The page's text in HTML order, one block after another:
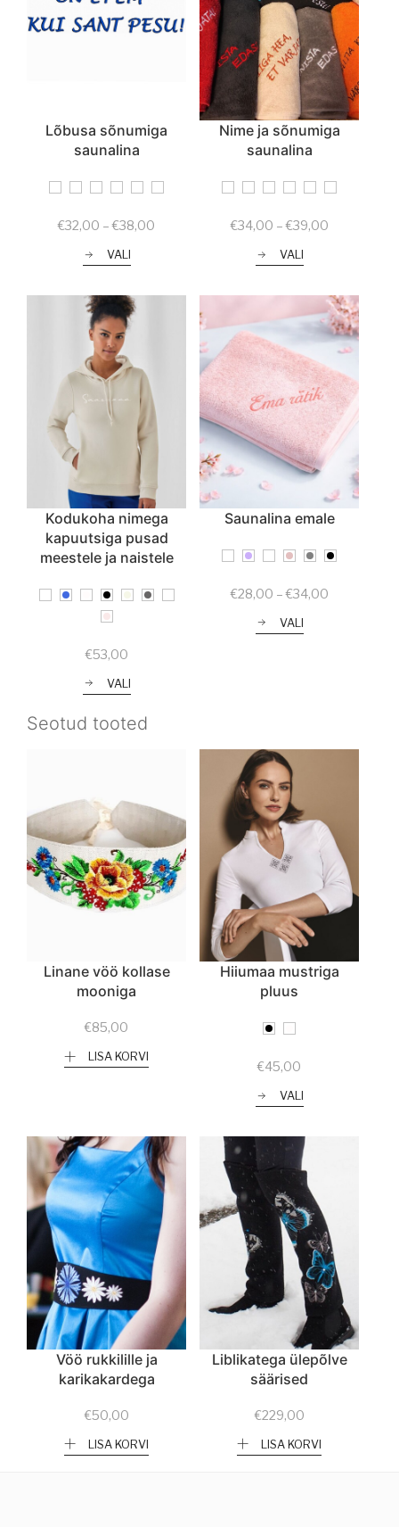
Lõbusa sõnumiga
saunalina
€32,00 – €38,00
€38,00
VALI
Nime ja sõnumiga
saunalina
€34,00 – €39,00Price
€39,00
VALI
Kodukoha nimega
kapuutsiga pusad
meestele ja naistele
€53,00
VALI
Saunalina emale
€28,00 – €34,00Price
VALI
Seotud tooted
Linane vöö kollase
mooniga
€85,00
LISA KORVI
Hiiumaa mustriga
pluus
€45,00
VALI
Vöö rukkilille ja
karikakardega
€50,00
LISA KORVI
Liblikatega ülepõlve
säärised
€229,00
LISA KORVI